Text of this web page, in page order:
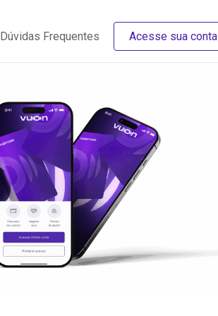
Dúvidas Frequentes Acesse sua conta